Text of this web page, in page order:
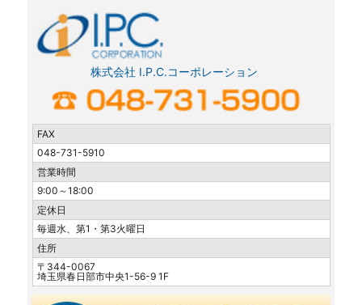
株式会社 I.P.C.コーポレーション
FAX
048-731-5910
営業時間
9:00～18:00
定休日
毎週水、第1・第3火曜日
住所
〒344-0067
埼玉県春日部市中央1-56-9 1F